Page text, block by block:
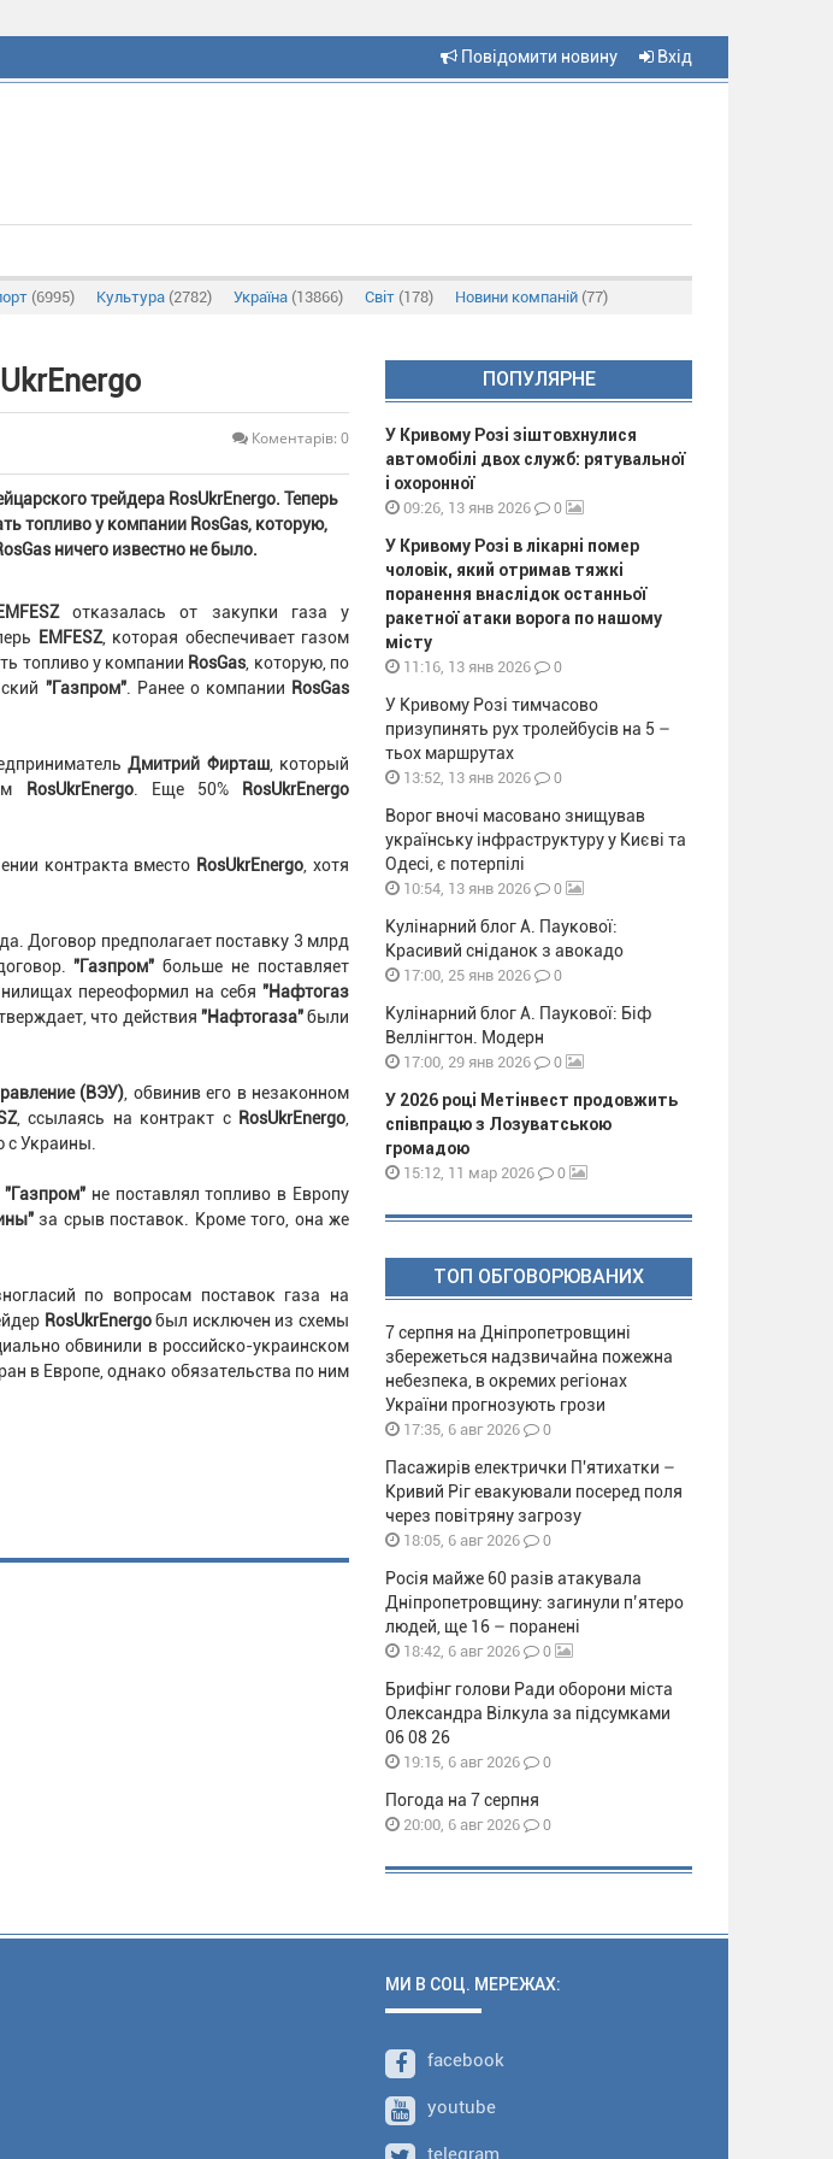
Повідомити новину Вхід
(6995) Культура (2782) Україна (13866) Світ (178) Новини компаній (77)
Коментарів: 0
трейдера RosUkrEnergo. Теперь
топливо у компании RosGas, которую,
ничего известно не было.
EMFESZотказалась от закупки газа у
EMFESZ, которая обеспечивает газом
топливо у компании RosGas, которую, по
"Газпром". Ранее о компании RosGas
Дмитрий Фирташ, который
RosUkrEnergo. Еще 50%
RosUkrEnergo
контракта вместо RosUkrEnergo , хотя
Договор предполагает поставку 3 млрд
"Газпром" больше не поставляет
переоформил на себя "Нафтогаз
что действия "Нафтогаза"были
(ВЭУ) , обвинив его в незаконном
, ссылаясь на контракт сRosUkrEnergo
с Украины.
"Газпром" не поставлял топливо в Европу
за срыв поставок. Кроме того, она же
по вопросам поставок газа на
RosUkrEnergoбыл исключен из схемы
обвинили в российско-украинском
в Европе, однако обязательства по ним
ПОПУЛЯРНЕ
У Кривому Розі зіштовхнулися
автомобілі двох служб: рятувальної
і охоронної
09:26, 13 янв 2026 0
У Кривому Розі в лікарні помер
чоловік, який отримав тяжкі
поранення внаслідок останньої
ракетної атаки ворога по нашому
місту
11:16, 13 янв 2026 0
У Кривому Розі тимчасово
призупинять рух тролейбусів на 5 –
тьох маршрутах
13:52, 13 янв 2026 0
Ворог вночі масовано знищував
українську інфраструктуру у Києві та
Одесі, є потерпілі
10:54, 13 янв 2026 0
Кулінарний блог А. Паукової:
Красивий сніданок з авокадо
17:00, 25 янв 2026 0
Кулінарний блог А. Паукової: Біф
Веллінгтон. Модерн
17:00, 29 янв 2026 0
У 2026 році Метінвест продовжить
співпрацю з Лозуватською
громадою
15:12, 11 мар 2026 0
ТОП ОБГОВОРЮВАНИХ
7 серпня на Дніпропетровщині
збережеться надзвичайна пожежна
небезпека, в окремих регіонах
України прогнозують грози
17:35, 6 авг 2026 0
Пасажирів електрички П'ятихатки –
Кривий Ріг евакуювали посеред поля
через повітряну загрозу
18:05, 6 авг 2026 0
Росія майже 60 разів атакувала
Дніпропетровщину: загинули п’ятеро
людей, ще 16 – поранені
18:42, 6 авг 2026 0
Брифінг голови Ради оборони міста
Олександра Вілкула за підсумками
06 08 26
19:15, 6 авг 2026 0
Погода на 7 серпня
20:00, 6 авг 2026 0
МИ В СОЦ. МЕРЕЖАХ:
facebook
youtube
telegram